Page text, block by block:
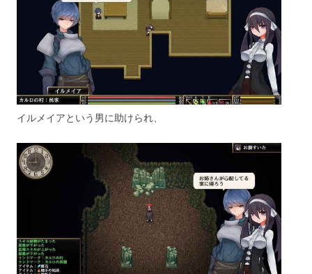
イルメイアという男に助けられ、